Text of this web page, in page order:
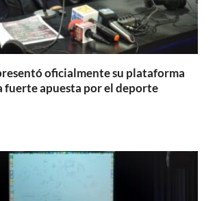
oficialmente su plataforma
fuerte apuesta por el deporte